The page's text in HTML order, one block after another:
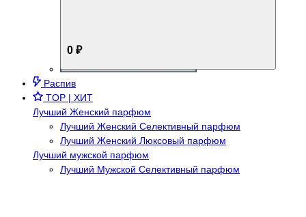
0 ₽
Распив
TOP | ХИТ
Лучший Женский парфюм
Лучший Женский Селективный парфюм
Лучший Женский Люксовый парфюм
Лучший мужской парфюм
Лучший Мужской Селективный парфюм